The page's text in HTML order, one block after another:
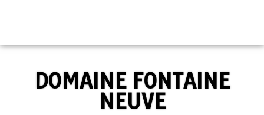
DOMAINE FONTAINE
NEUVE